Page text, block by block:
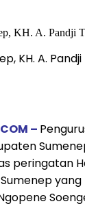
KH. A.
–
peringatan
yang